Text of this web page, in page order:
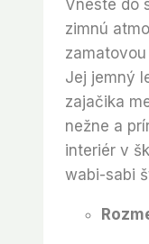
Vneste do
zimnú
Jej jemný
zajačika
nežne a
interiér v
wabi-sabi